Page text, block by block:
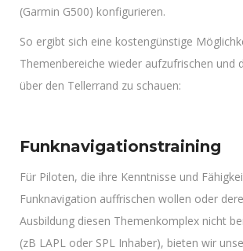
(Garmin G500) konfigurieren.
So ergibt sich eine kostengünstige
Themenbereiche wieder aufzufrischen und
über den Tellerrand zu schauen:
Funknavigationstraining
Für Piloten, die ihre Kenntnisse und
Funknavigation auffrischen wollen oder
Ausbildung diesen Themenkomplex nicht
(zB LAPL oder SPL Inhaber), bieten wir